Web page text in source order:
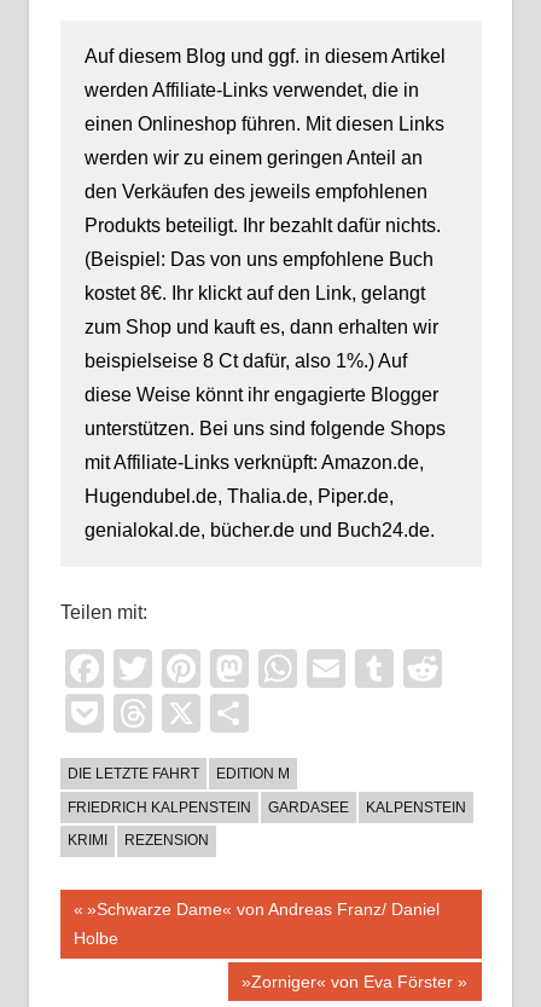
Auf diesem Blog und ggf. in diesem Artikel
werden Affiliate-Links verwendet, die in
einen Onlineshop führen. Mit diesen Links
werden wir zu einem geringen Anteil an
den Verkäufen des jeweils empfohlenen
Produkts beteiligt. Ihr bezahlt dafür nichts.
(Beispiel: Das von uns empfohlene Buch
kostet 8€. Ihr klickt auf den Link, gelangt
zum Shop und kauft es, dann erhalten wir
beispielseise 8 Ct dafür, also 1%.) Auf
diese Weise könnt ihr engagierte Blogger
unterstützen. Bei uns sind folgende Shops
mit Affiliate-Links verknüpft: Amazon.de,
Hugendubel.de, Thalia.de, Piper.de,
genialokal.de, bücher.de und Buch24.de.
Teilen mit:
Facebook
TwitterPinterest
Mastodon
WhatsApp
EmailTumblr
PocketThreads
X
DIE LETZTE FAHRT
EDITION M
FRIEDRICH KALPENSTEIN
GARDASEE
KALPENSTEIN
KRIMI
REZENSION
Beitragsnavigation
Vorheriger
Beitrag:
»Schwarze Dame« von Andreas Franz/ Daniel
Holbe
Nächster
»Zorniger« von Eva Förster